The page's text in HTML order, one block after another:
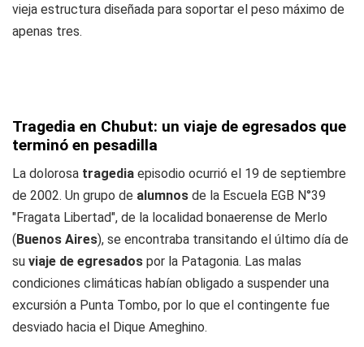
vieja estructura diseñada para soportar el peso máximo de
apenas tres.
Tragedia en Chubut: un viaje de egresados que
terminó en pesadilla
La dolorosa tragedia episodio ocurrió el 19 de septiembre
de 2002. Un grupo de alumnos de la Escuela EGB N°39
"Fragata Libertad", de la localidad bonaerense de Merlo
(Buenos Aires), se encontraba transitando el último día de
su viaje de egresados por la Patagonia. Las malas
condiciones climáticas habían obligado a suspender una
excursión a Punta Tombo, por lo que el contingente fue
desviado hacia el Dique Ameghino.